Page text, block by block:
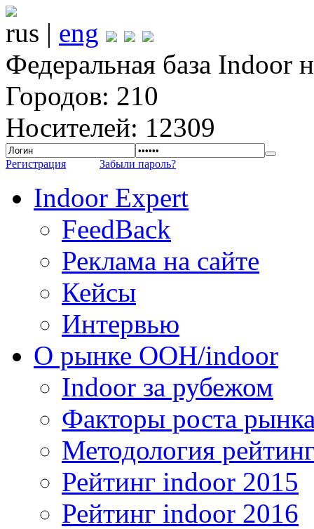
rus | eng
Федеральная база Indoor
Городов: 210
Носителей: 12309
Регистрация Забыли пароль?
Indoor Expert
FeedBack
Реклама на сайте
Кейсы
Интервью
О рынке OOH/indoor
Indoor за рубежом
Факторы роста
Методология
Рейтинг indoor 2015
Рейтинг indoor 2016